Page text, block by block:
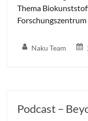
Thema
Naku Team
Podcast –